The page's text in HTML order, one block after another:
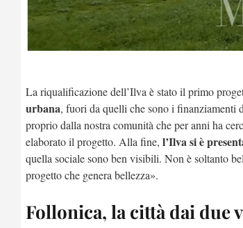
La riqualificazione dell’Ilva è stato il primo
urbana, fuori da quelli che sono i finanziamenti
proprio dalla nostra comunità che per anni ha
elaborato il progetto. Alla fine, l’Ilva si è
quella sociale sono ben visibili. Non è soltanto
progetto che genera bellezza».
Follonica, la città dai due